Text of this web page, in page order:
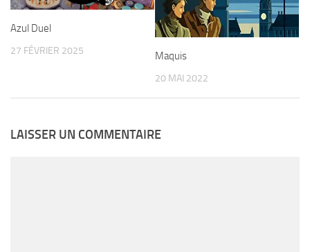
Azul Duel
27 FÉVRIER 2025 Maquis
20 MAI 2022
LAISSER UN COMMENTAIRE